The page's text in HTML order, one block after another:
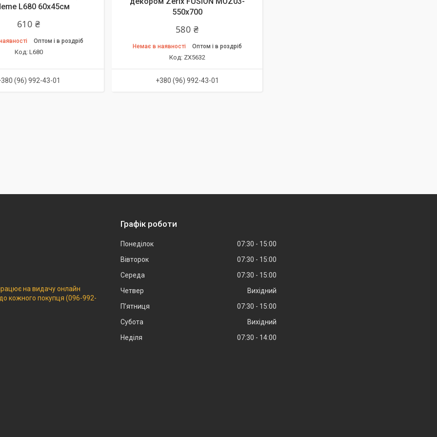
L680 60х45см
610 ₴
Оптом і в роздріб
L680
(96) 992-43-01
550x700
580 ₴
Немає в наявності Оптом і в роздріб
ZX5632
+380 (96) 992-43-01
на видачу онлайн
кожного покупця (096-992-
Графік роботи
Понеділок 07:30
15:00
Вівторок
07:30
15:00
Середа
07:30
15:00
Четвер
Вихідний
Пʼятниця
07:30
15:00
Субота
Вихідний
Неділя
07:30 14:00